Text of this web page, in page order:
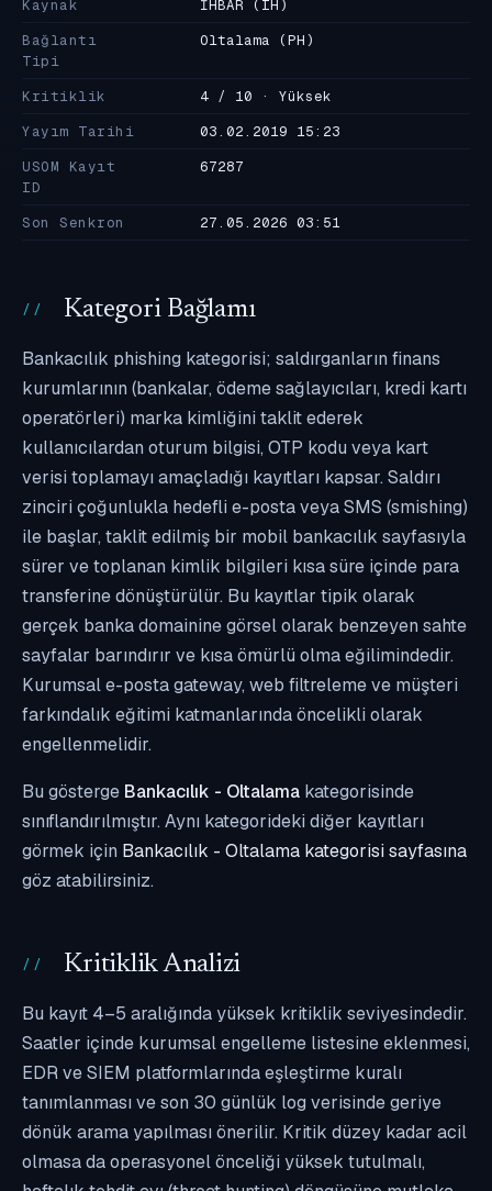
Kaynak
İHBAR (IH)
Bağlantı
Tipi
Oltalama (PH)
Kritiklik
4 / 10 · Yüksek
Yayım Tarihi
03.02.2019 15:23
USOM Kayıt
ID
67287
Son Senkron 27.05.2026 03:51
Kategori Bağlamı
Bankacılık phishing kategorisi; saldırganların finans
kurumlarının (bankalar, ödeme sağlayıcıları, kredi kartı
operatörleri) marka kimliğini taklit ederek
kullanıcılardan oturum bilgisi, OTP kodu veya kart
verisi toplamayı amaçladığı kayıtları kapsar. Saldırı
zinciri çoğunlukla hedefli e-posta veya SMS (smishing)
ile başlar, taklit edilmiş bir mobil bankacılık sayfasıyla
sürer ve toplanan kimlik bilgileri kısa süre içinde para
transferine dönüştürülür. Bu kayıtlar tipik olarak
gerçek banka domainine görsel olarak benzeyen sahte
sayfalar barındırır ve kısa ömürlü olma eğilimindedir.
Kurumsal e-posta gateway, web filtreleme ve müşteri
farkındalık eğitimi katmanlarında öncelikli olarak
engellenmelidir.
Bu gösterge Bankacılık - Oltalama kategorisinde
sınıflandırılmıştır. Aynı kategorideki diğer kayıtları
görmek için Bankacılık - Oltalama kategorisi sayfasına
göz atabilirsiniz.
Kritiklik Analizi
Bu kayıt 4–5 aralığında yüksek kritiklik seviyesindedir.
Saatler içinde kurumsal engelleme listesine eklenmesi,
EDR ve SIEM platformlarında eşleştirme kuralı
tanımlanması ve son 30 günlük log verisinde geriye
dönük arama yapılması önerilir. Kritik düzey kadar acil
olmasa da operasyonel önceliği yüksek tutulmalı,